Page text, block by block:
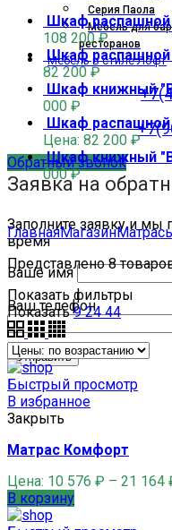
Серия Паола
Мебель для
ресторанов
Мебель в стиле Лофт
Обратный звонок
Заявка на
Заполните заявку и
время
Ваше имя
Ваш телефон
Шкаф распашной
108 200₽
Шкаф распашной
82 200₽
Шкаф книжный
000 ₽
Шкаф распашной
Цена: 82 200 ₽
Шкаф книжный
000₽
ГлавнаяМагазин
Представлено 8
Показать фильтры
Показать 9 24 44
Быстрый просмотр
В избранное
Закрыть
Матрас Комфорт
Цена: 10 576 ₽ – 21 164
В корзину